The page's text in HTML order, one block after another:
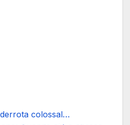
colossal…